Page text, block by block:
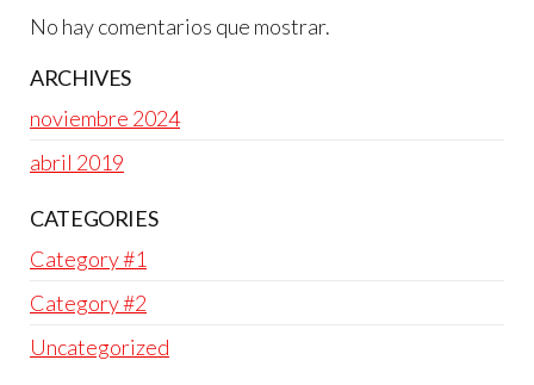
No hay comentarios que mostrar.
ARCHIVES
noviembre 2024
abril 2019
CATEGORIES
Category #1
Category #2
Uncategorized